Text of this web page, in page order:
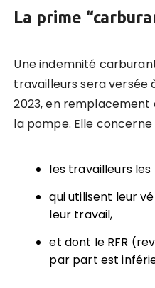
La prime
Une indemnité
travailleurs sera versée
2023, en
la pompe. Elle concerne
les travailleurs
qui utilisent leur
leur travail,
et dont le RFR
par part est